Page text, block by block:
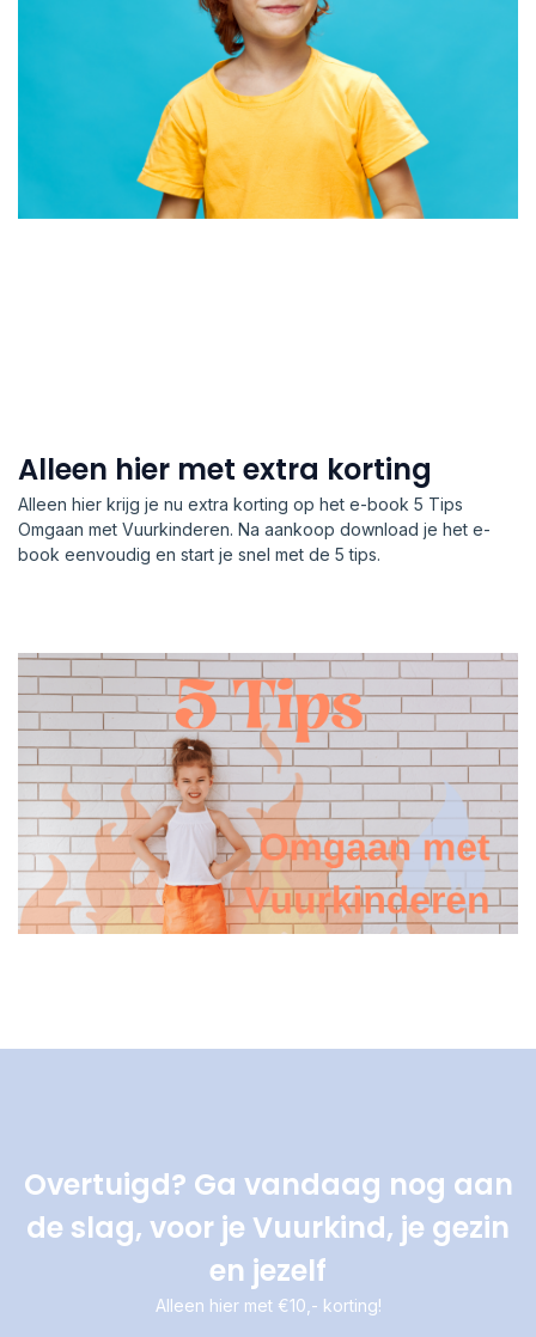
Alleen hier met extra korting
Alleen hier krijg je nu extra korting op het e-book 5 Tips
Omgaan met Vuurkinderen. Na aankoop download je het e-
book eenvoudig en start je snel met de 5 tips.
Overtuigd? Ga vandaag nog aan
de slag, voor je Vuurkind, je gezin
en jezelf
Alleen hier met €10,- korting!